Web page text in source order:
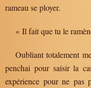
rameau se ployer.
« Il fait que tu le
Oubliant totalement
penchai pour saisir la
expérience pour ne pas